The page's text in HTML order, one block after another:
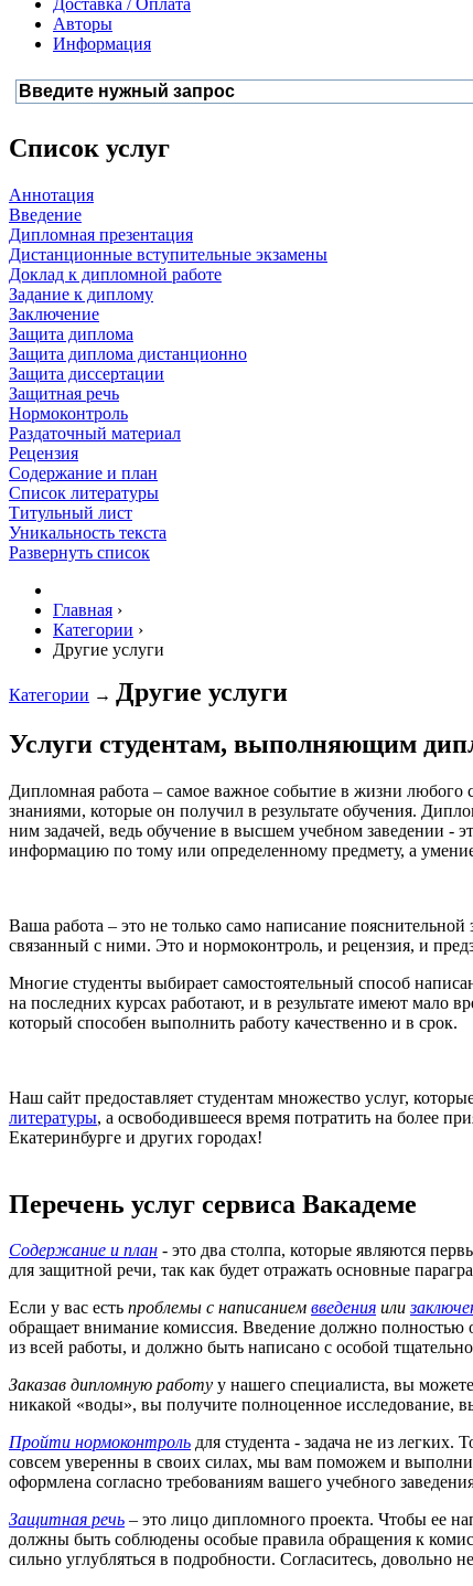
Доставка / Оплата
Авторы
Информация
Список услуг
Аннотация
Введение
Дипломная презентация
Дистанционные вступительные экзамены
Доклад к дипломной работе
Задание к диплому
Заключение
Защита диплома
Защита диплома дистанционно
Защита диссертации
Защитная речь
Нормоконтроль
Раздаточный материал
Рецензия
Содержание и план
Список литературы
Титульный лист
Уникальность текста
Развернуть список
Главная ›
Категории ›
Другие услуги
Категории → Другие услуги
Услуги студентам, выполняющим
Дипломная работа – самое важное событие в жизни любого
знаниями, которые он получил в результате обучения.
ним задачей, ведь обучение в высшем учебном заведении -
информацию по тому или определенному предмету, а
Ваша работа – это не только само написание
связанный с ними. Это и нормоконтроль, и рецензия, и
Многие студенты выбирает самостоятельный способ
на последних курсах работают, и в результате имеют
который способен выполнить работу качественно и в срок.
Наш сайт предоставляет студентам множество услуг,
литературы, а освободившееся время потратить на более
Екатеринбурге и других городах!
Перечень услуг сервиса Вакадеме
Содержание и план - это два столпа, которые являются
для защитной речи, так как будет отражать основные
Если у вас есть проблемы с написанием введения или
обращает внимание комиссия. Введение должно полностью
из всей работы, и должно быть написано с особой
Заказав дипломную работу у нашего специалиста, вы
никакой «воды», вы получите полноценное исследование,
Пройти нормоконтроль для студента - задача не из
совсем уверенны в своих силах, мы вам поможем и
оформлена согласно требованиям вашего учебного
Защитная речь – это лицо дипломного проекта. Чтобы ее
должны быть соблюдены особые правила обращения к
сильно углубляться в подробности. Согласитесь, довольно